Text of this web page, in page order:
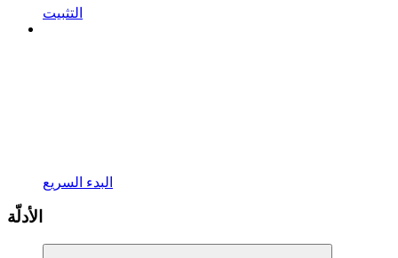
التثبيت
البدء السريع
الأدلّة